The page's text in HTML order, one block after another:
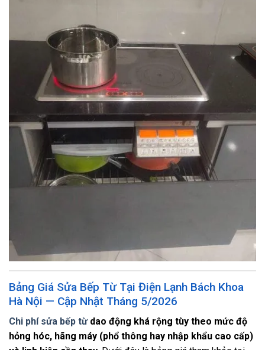
Bảng Giá Sửa Bếp Từ Tại Điện Lạnh Bách Khoa
Hà Nội — Cập Nhật Tháng 5/2026
Chi phí sửa bếp từdao động khá rộng tùy theo mức độ
hỏng hóc, hãng máy (phổ thông hay nhập khẩu cao cấp)